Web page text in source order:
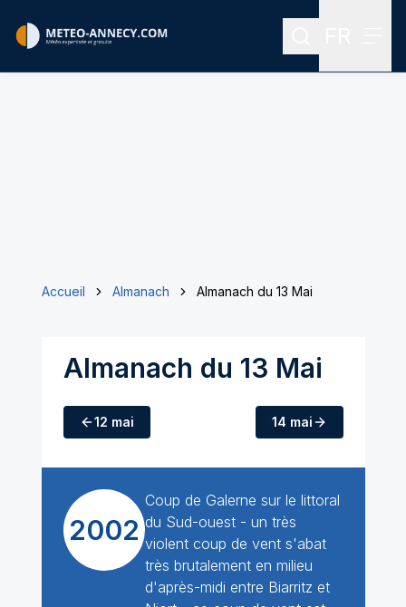
Rechercher
Accueil Almanach Almanach du 13 Mai
Almanach du 13 Mai
12 mai 14 mai
2002
Coup de Galerne sur le littoral
du Sud-ouest - un très
violent coup de vent s'abat
très brutalement en milieu
d'après-midi entre Biarritz et